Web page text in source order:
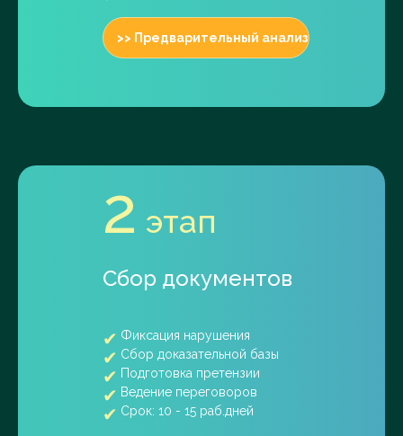
>> Предварительный анализ
2 этап
Сбор документов
Фиксация нарушения
Сбор доказательной базы
Подготовка претензии
Ведение переговоров
Срок: 10 - 15 раб.дней